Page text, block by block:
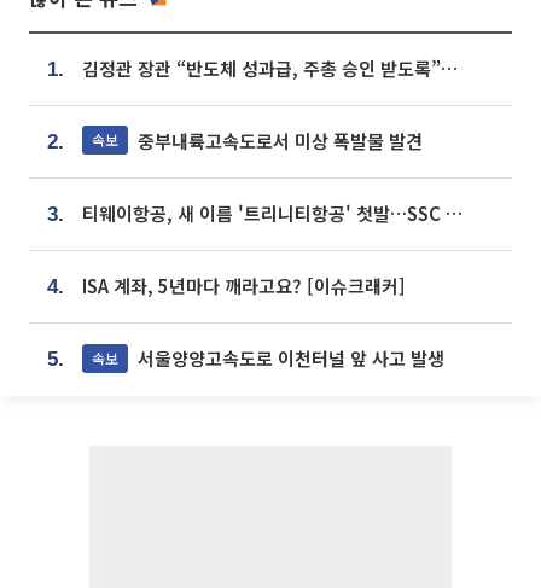
1. 김정관 장관 “반도체 성과급, 주총 승인 받도록”…상법·자본시장법 개정 시사
2. 속보 중부내륙고속도로서 미상 폭발물 발견
3. 티웨이항공, 새 이름 '트리니티항공' 첫발…SSC 전략 본격화
4. ISA 계좌, 5년마다 깨라고요? [이슈크래커]
5. 속보 서울양양고속도로 이천터널 앞 사고 발생